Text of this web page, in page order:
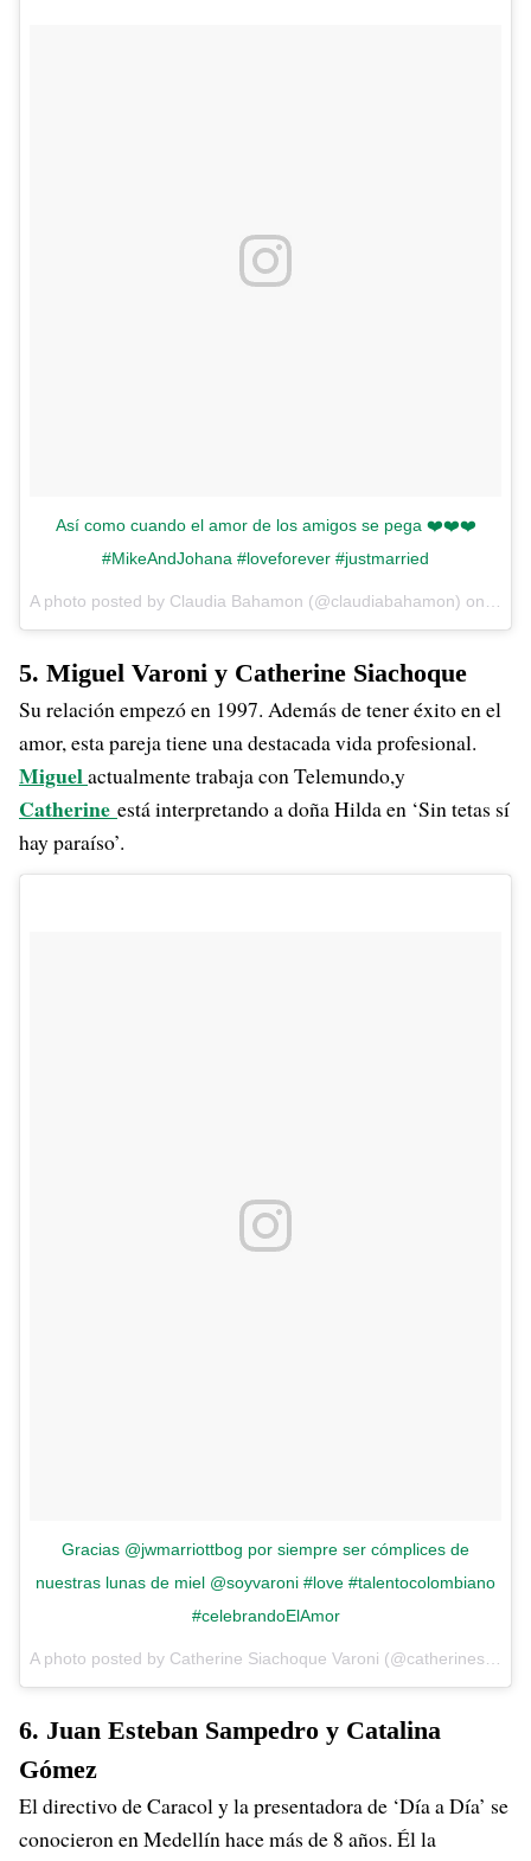
Así como cuando el amor de los amigos se pega ❤️❤️❤️
#MikeAndJohana #loveforever #justmarried
5. Miguel Varoni y Catherine Siachoque
Su relación empezó en 1997. Además de tener éxito en el
amor, esta pareja tiene una destacada vida profesional.
Miguelactualmente trabaja con Telemundo,y
Catherine está interpretando a doña Hilda en ‘Sin tetas sí
hay paraíso’.
Gracias @jwmarriottbog por siempre ser cómplices de
nuestras lunas de miel @soyvaroni #love #talentocolombiano
#celebrandoElAmor
6. Juan Esteban Sampedro y Catalina
Gómez
El directivo de Caracol y la presentadora de ‘Día a Día’ se
conocieron en Medellín hace más de 8 años. Él la